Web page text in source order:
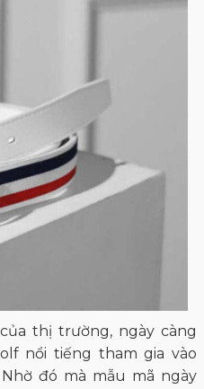
thị trường, ngày càng
nổi tiếng tham gia vào
đó mà mẫu mã ngày